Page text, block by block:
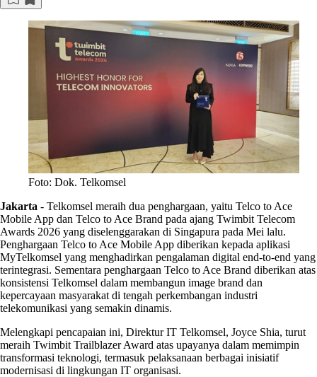
Foto: Dok. Telkomsel
Jakarta - Telkomsel meraih dua penghargaan, yaitu Telco to Ace
Mobile App dan Telco to Ace Brand pada ajang Twimbit Telecom
Awards 2026 yang diselenggarakan di Singapura pada Mei lalu.
Penghargaan Telco to Ace Mobile App diberikan kepada aplikasi
MyTelkomsel yang menghadirkan pengalaman digital end-to-end yang
terintegrasi. Sementara penghargaan Telco to Ace Brand diberikan atas
konsistensi Telkomsel dalam membangun image brand dan
kepercayaan masyarakat di tengah perkembangan industri
telekomunikasi yang semakin dinamis.
Melengkapi pencapaian ini, Direktur IT Telkomsel, Joyce Shia, turut
meraih Twimbit Trailblazer Award atas upayanya dalam memimpin
transformasi teknologi, termasuk pelaksanaan berbagai inisiatif
modernisasi di lingkungan IT organisasi.